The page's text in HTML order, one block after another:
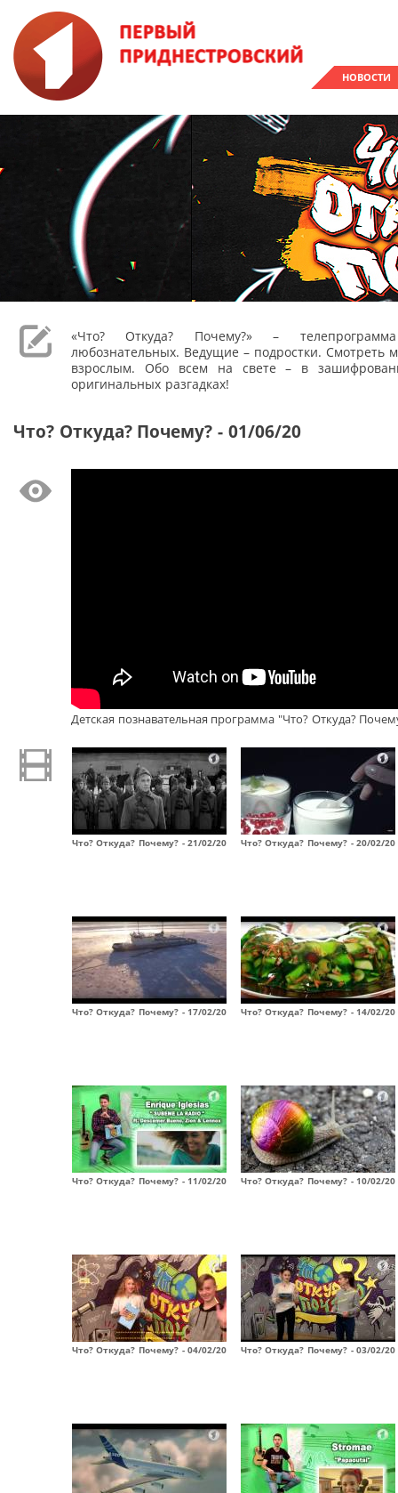
НОВОСТИ
«Что? Откуда? Почему?» –
любознательных. Ведущие – подростки. Смотреть
взрослым. Обо всем на свете – в
оригинальных разгадках!
Что? Откуда? Почему? - 01/06/20
Детская познавательная программа "Что? Откуда?
Что? Откуда? Почему? - 21/02/20 Что? Откуда? Почему? - 20/02/20
Что? Откуда? Почему? - 17/02/20 Что? Откуда? Почему? - 14/02/20
Что? Откуда? Почему? - 11/02/20 Что? Откуда? Почему? - 10/02/20
Что? Откуда? Почему? - 04/02/20 Что? Откуда? Почему? - 03/02/20